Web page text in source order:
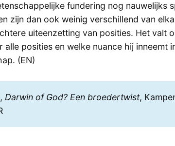
fundering nog nauwelijks
zijn dan ook weinig verschillend van
uiteenzetting van posities. Het valt
alle posities en welke nuance hij inneemt
(EN)
Darwin of God? Een broedertwist,